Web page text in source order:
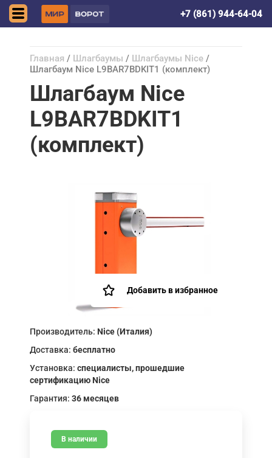
+7 (861) 944-64-04
Главная / Шлагбаумы / Шлагбаумы Nice /
Шлагбаум Nice L9BAR7BDKIT1 (комплект)
Шлагбаум Nice
L9BAR7BDKIT1
(комплект)
Добавить в избранное
Производитель: Nice (Италия)
Доставка: бесплатно
Установка: специалисты, прошедшие
сертификацию Nice
Гарантия: 36 месяцев
В наличии